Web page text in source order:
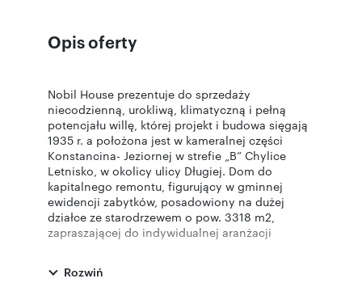
Opis oferty
Nobil House prezentuje do sprzedaży
niecodzienną, urokliwą, klimatyczną i pełną
potencjału willę, której projekt i budowa sięgają
1935 r. a położona jest w kameralnej części
Konstancina- Jeziornej w strefie „B” Chylice
Letnisko, w okolicy ulicy Długiej. Dom do
kapitalnego remontu, figurujący w gminnej
ewidencji zabytków, posadowiony na dużej
działce ze starodrzewem o pow. 3318 m2,
zapraszającej do indywidualnej aranżacji
mieszkalna domu wynosi ok. 180 m2 ( 100 m2
Rozwiń